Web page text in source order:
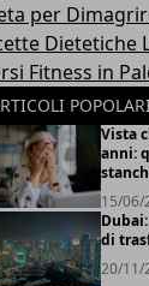
per
Dietetiche
Fitness in
Vista
anni:
15/06/
di
20/11/